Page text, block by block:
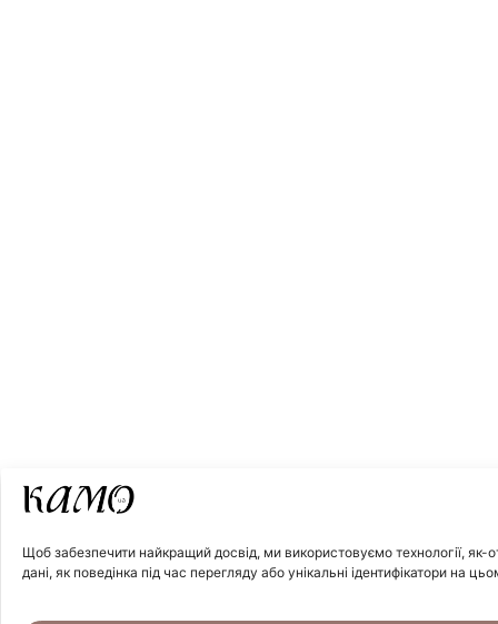
Щоб забезпечити найкращий досвід, ми використовуємо технології, як-
дані, як поведінка під час перегляду або унікальні ідентифікатори на